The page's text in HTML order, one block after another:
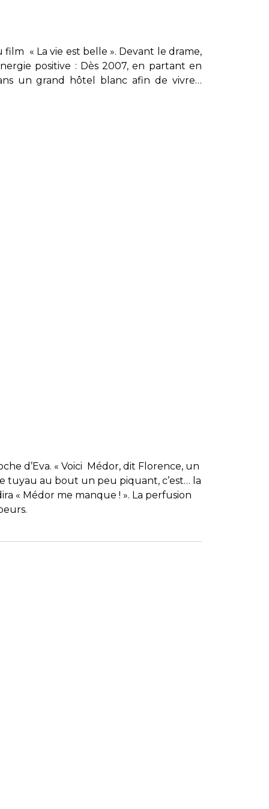
« La vie est belle ». Devant le drame,
positive : Dès 2007, en partant en
un grand hôtel blanc afin de vivre…
d’Eva. « Voici Médor, dit Florence, un
tuyau au bout un peu piquant, c’est… la
« Médor me manque ! ». La perfusion